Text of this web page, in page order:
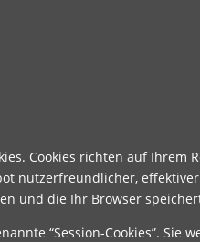
Cookies richten auf Ihrem
nutzerfreundlicher,
und die Ihr Browser
“Session-Cookies”. Sie